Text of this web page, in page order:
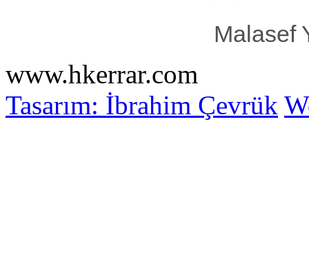
Malasef
www.hkerrar.com
Tasarım: İbrahim Çevrük